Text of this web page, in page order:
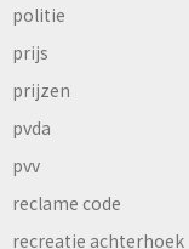
politie
prijs
prijzen
pvda
pvv
reclame code
recreatie achterhoek